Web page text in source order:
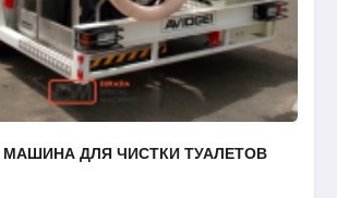
ДЛЯ ЧИСТКИ ТУАЛЕТОВ